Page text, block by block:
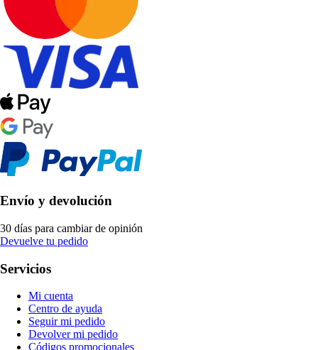
Envío y devolución
30 días para cambiar de opinión
Devuelve tu pedido
Servicios
Mi cuenta
Centro de ayuda
Seguir mi pedido
Devolver mi pedido
Códigos promocionales